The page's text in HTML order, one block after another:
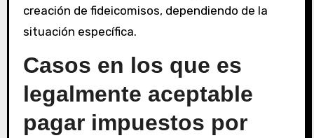
creación de fideicomisos, dependiendo de la
situación específica.
Casos en los que es
legalmente aceptable
pagar impuestos por